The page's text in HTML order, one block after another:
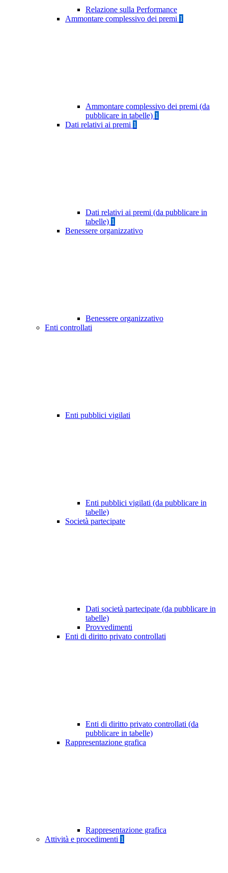
Relazione sulla Performance
Ammontare complessivo dei premi 1
Ammontare complessivo dei premi (da
pubblicare in tabelle) 1
Dati relativi ai premi 1
Dati relativi ai premi (da pubblicare in
tabelle) 1
Benessere organizzativo
Benessere organizzativo
Enti controllati
Enti pubblici vigilati
Enti pubblici vigilati (da pubblicare in
tabelle)
Società partecipate
Dati società partecipate (da pubblicare in
tabelle)
Provvedimenti
Enti di diritto privato controllati
Enti di diritto privato controllati (da
pubblicare in tabelle)
Rappresentazione grafica
Rappresentazione grafica
Attività e procedimenti 1